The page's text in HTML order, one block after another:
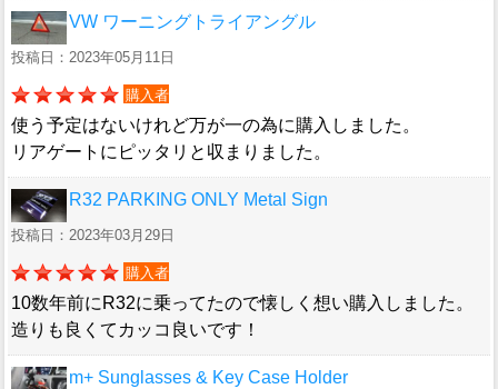
VW ワーニングトライアングル
投稿日：2023年05月11日
購入者
使う予定はないけれど万が一の為に購入しました。
リアゲートにピッタリと収まりました。
R32 PARKING ONLY Metal Sign
投稿日：2023年03月29日
購入者
10数年前にR32に乗ってたので懐しく想い購入しました。
造りも良くてカッコ良いです！
m+ Sunglasses & Key Case Holder